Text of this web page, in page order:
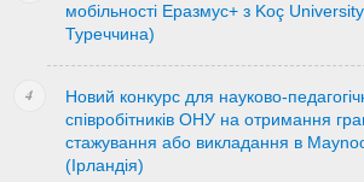
мобільності Еразмус+ з Koç
Туреччина)
Новий конкурс для науково-
співробітників ОНУ на отримання
стажування або викладання в
(Ірландія)